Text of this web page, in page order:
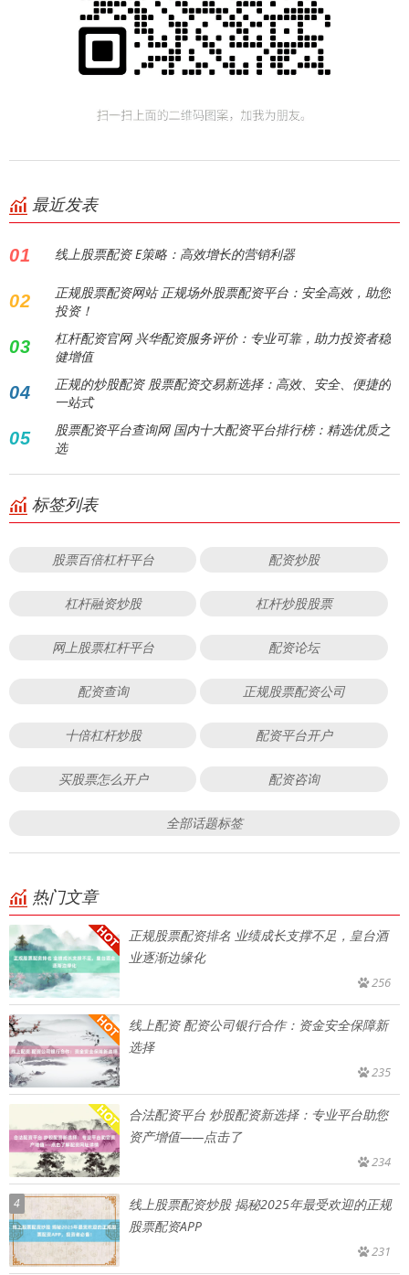
最近发表
01 线上股票配资 E策略：高效增长的营销利器
02
正规股票配资网站 正规场外股票配资平台：安全高效，助您
投资！
03
杠杆配资官网 兴华配资服务评价：专业可靠，助力投资者稳
健增值
04
正规的炒股配资 股票配资交易新选择：高效、安全、便捷的
一站式
05
股票配资平台查询网 国内十大配资平台排行榜：精选优质之
选
标签列表
股票百倍杠杆平台 配资炒股
杠杆融资炒股 杠杆炒股股票
网上股票杠杆平台 配资论坛
配资查询 正规股票配资公司
十倍杠杆炒股 配资平台开户
买股票怎么开户 配资咨询
全部话题标签
热门文章
正规股票配资排名 业绩成长支撑不足，皇台酒
业逐渐边缘化
256
线上配资 配资公司银行合作：资金安全保障新
选择
235
合法配资平台 炒股配资新选择：专业平台助您
资产增值——点击了
234
4
线上股票配资炒股 揭秘2025年最受欢迎的正规
股票配资APP
231